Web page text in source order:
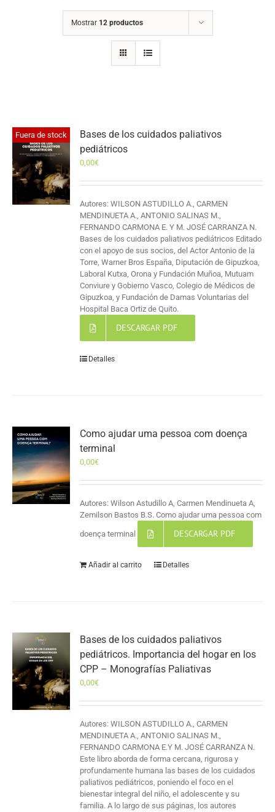
Mostrar 12 productos
Fuera de stock
Bases de los cuidados paliativos
pediátricos
0,00€
Autores: WILSON ASTUDILLO A., CARMEN
MENDINUETA A., ANTONIO SALINAS M.,
FERNANDO CARMONA E. Y M. JOSÉ CARRANZA N.
Bases de los cuidados paliativos pediátricos Editado
con el apoyo de sus socios, del Actor Antonio de la
Torre, Warner Bros España, Diputación de Gipuzkoa,
Laboral Kutxa, Orona y Fundación Muñoa, Mutuam
Conviure y Gobierno Vasco, Colegio de Médicos de
Gipuzkoa, y Fundación de Damas Voluntarias del
Hospital Baca Ortiz de Quito.
DESCARGAR PDF
Detalles
Como ajudar uma pessoa com doença
terminal
0,00€
Autores: Wilson Astudillo A, Carmen Mendinueta A,
Zemilson Bastos B.S. Como ajudar uma pessoa com
doença terminal DESCARGAR PDF
Añadir al carrito Detalles
Bases de los cuidados paliativos
pediátricos. Importancia del hogar en los
CPP – Monografías Paliativas
0,00€
Autores: WILSON ASTUDILLO A., CARMEN
MENDINUETA A., ANTONIO SALINAS M.,
FERNANDO CARMONA E.Y M. JOSÉ CARRANZA N.
Este libro aborda de forma cercana, rigurosa y
profundamente humana las bases de los cuidados
paliativos pediátricos, poniendo el foco en el
bienestar integral del niño, el adolescente y su
familia. A lo largo de sus páginas, los autores